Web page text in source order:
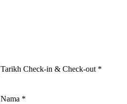
Tarikh Check-in & Check-out *
Nama *